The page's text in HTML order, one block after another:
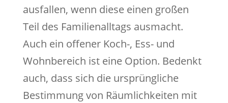
ausfallen, wenn diese einen großen
Teil des Familienalltags ausmacht.
Auch ein offener Koch-, Ess- und
Wohnbereich ist eine Option. Bedenkt
auch, dass sich die ursprüngliche
Bestimmung von Räumlichkeiten mit